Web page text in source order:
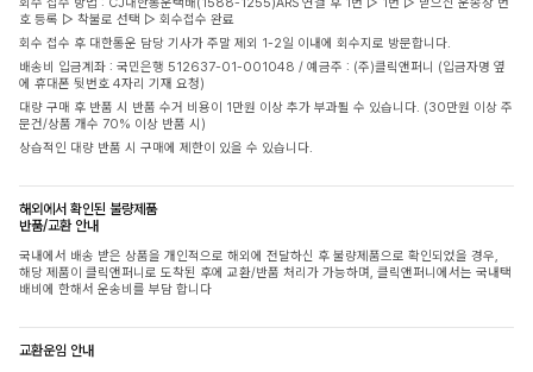
회수 접수 방법 : CJ대한통운택배(1588-1255)ARS 연결 후 1번 ▷ 1번 ▷ 받으신 운송장 번
호 등록 ▷ 착불로 선택 ▷ 회수접수 완료
회수 접수 후 대한통운 담당 기사가 주말 제외 1-2일 이내에 회수지로 방문합니다.
배송비 입금계좌 : 국민은행 512637-01-001048 / 예금주 : (주)클릭앤퍼니 (입금자명 옆
에 휴대폰 뒷번호 4자리 기재 요청)
대량 구매 후 반품 시 반품 수거 비용이 1만원 이상 추가 부과될 수 있습니다. (30만원 이상 주
문건/상품 개수 70% 이상 반품 시)
상습적인 대량 반품 시 구매에 제한이 있을 수 있습니다.
해외에서 확인된 불량제품
반품/교환 안내
국내에서 배송 받은 상품을 개인적으로 해외에 전달하신 후 불량제품으로 확인되었을 경우,
해당 제품이 클릭앤퍼니로 도착된 후에 교환/반품 처리가 가능하며, 클릭앤퍼니에서는 국내택
배비에 한해서 운송비를 부담 합니다
교환운임 안내